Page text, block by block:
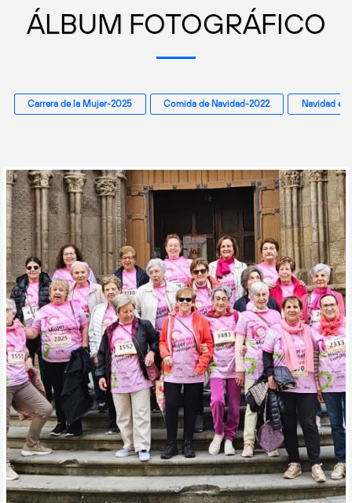
ÁLBUM FOTOGRÁFICO
Carrera de la Mujer-2025 Comida de Navidad-2022 Navidad en